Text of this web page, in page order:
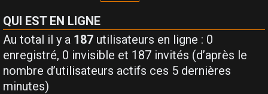
QUI EST EN LIGNE
Au total il y a 187 utilisateurs en ligne : 0
enregistré, 0 invisible et 187 invités (d’après le
nombre d’utilisateurs actifs ces 5 dernières
minutes)